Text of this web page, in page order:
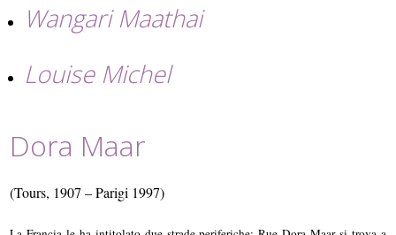
Wangari Maathai
Louise Michel
Dora Maar
(Tours, 1907 – Parigi 1997)